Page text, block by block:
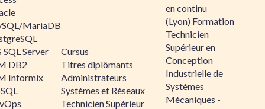
MariaDB
SQL Server
DB2
Informix
Cursus
Titres diplômants
Administrateurs
Systèmes et Réseaux
Technicien Supérieur
en continu
(Lyon) Formation
Technicien
Supérieur en
Conception
Industrielle de
Systèmes
Mécaniques -